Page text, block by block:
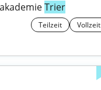
Trier
Teilzeit Vollzeit